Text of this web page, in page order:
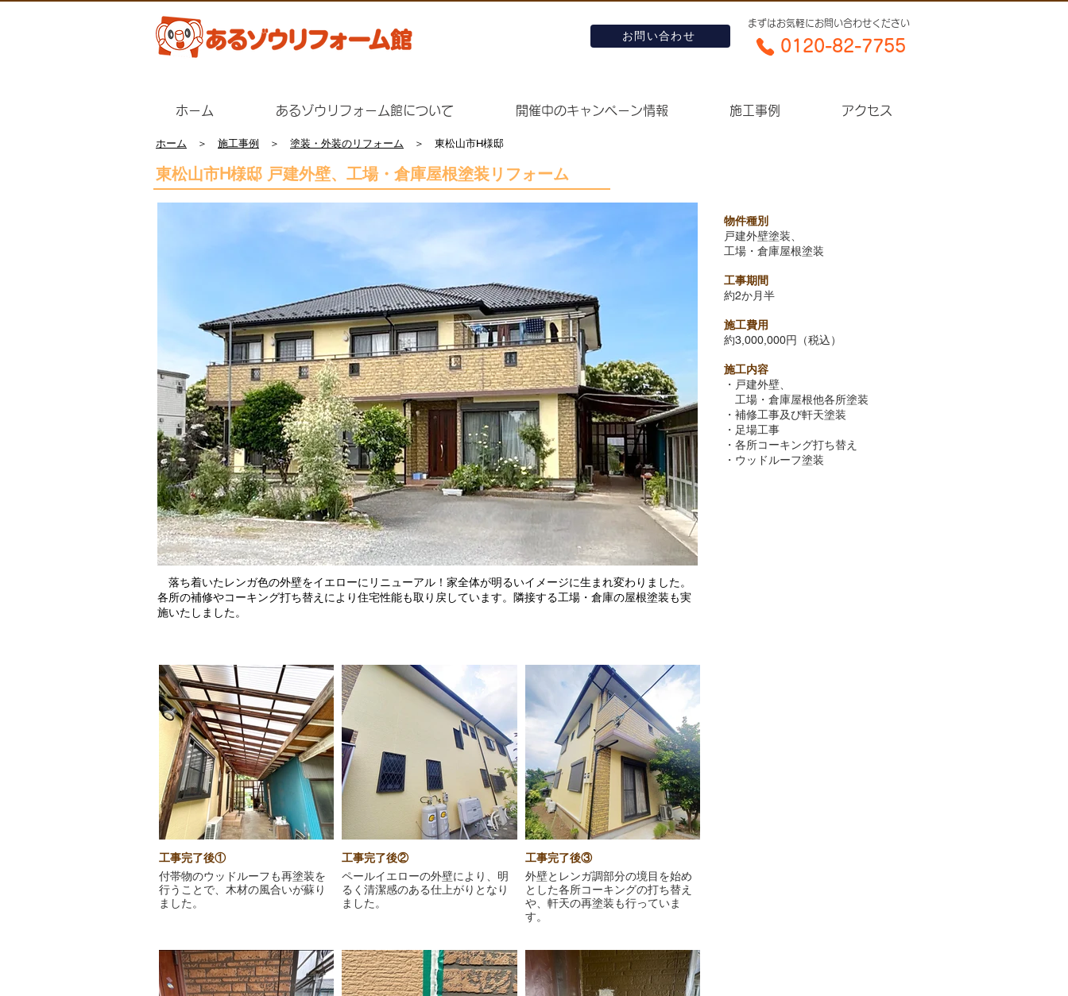
お問い合わせ
​まずはお気軽にお問い合わせください
0120-82-7755​
ホーム あるゾウリフォーム館について 開催中のキャンペーン情報 施工事例 アクセス
ホーム ＞ 施工事例 ＞ 塗装・外装のリフォーム ＞ 東松山市H様邸
​東松山市H様邸 戸建外壁、工場・倉庫屋根塗装リフォーム
物件種別
戸建外壁塗装、
工場・倉庫屋根塗装
工事期間
約2か月半
施工費用
約3,000,000円（税込）
施工内容
・戸建外壁、
工場・倉庫屋根他各所塗装
・補修工事及び軒天塗装
・足場工事
・各所コーキング打ち替え
​・ウッドルーフ塗装
落ち着いたレンガ色の外壁をイエローにリニューアル！家全体が明るいイメージに生まれ変わりました。
各所の補修やコーキング打ち替えにより住宅性能も取り戻しています。隣接する工場・倉庫の屋根塗装も実
施いたしました。
工事完了後①
付帯物のウッドルーフも再塗装を
行うことで、木材の風合いが蘇り
ました。
工事完了後②
ペールイエローの外壁により、明
るく清潔感のある仕上がりとなり
ました。
工事完了後③
外壁とレンガ調部分の境目を始め
とした各所コーキングの打ち替え
や、軒天の再塗装も行っていま
す。